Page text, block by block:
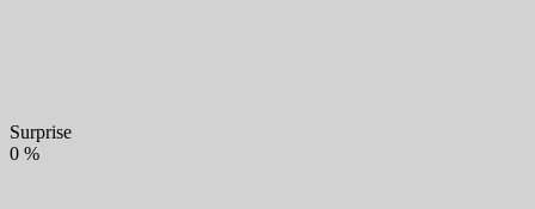
Surprise
0 %